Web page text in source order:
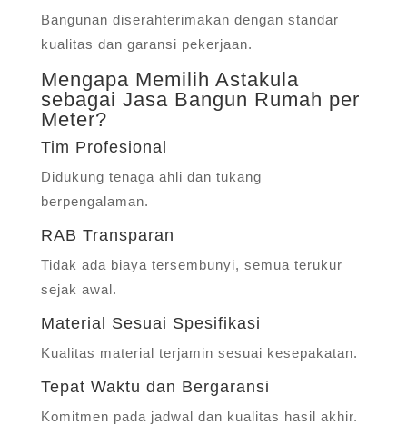
Bangunan diserahterimakan dengan standar
kualitas dan garansi pekerjaan.
Mengapa Memilih Astakula
sebagai Jasa Bangun Rumah per
Meter?
Tim Profesional
Didukung tenaga ahli dan tukang
berpengalaman.
RAB Transparan
Tidak ada biaya tersembunyi, semua terukur
sejak awal.
Material Sesuai Spesifikasi
Kualitas material terjamin sesuai kesepakatan.
Tepat Waktu dan Bergaransi
Komitmen pada jadwal dan kualitas hasil akhir.